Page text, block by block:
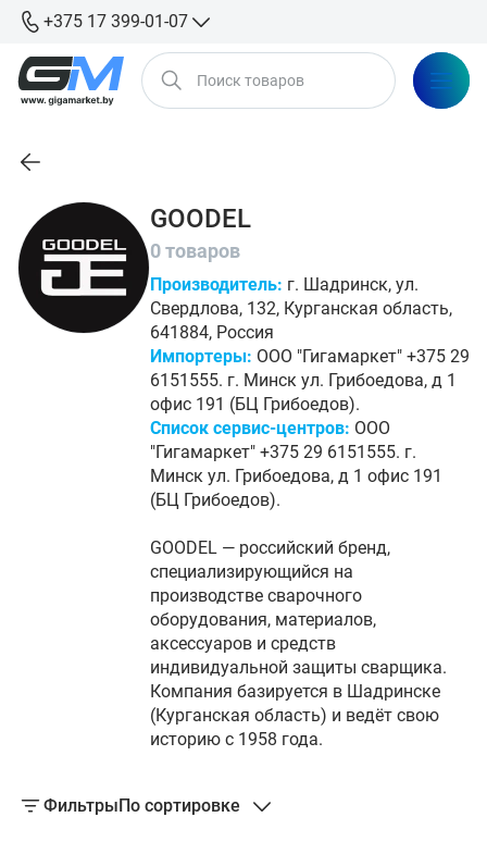
+375 17 399-01-07
GOODEL
0 товаров
Производитель: г. Шадринск, ул.
Свердлова, 132, Курганская область,
641884, Россия
Импортеры: ООО "Гигамаркет" +375 29
6151555. г. Минск ул. Грибоедова, д 1
офис 191 (БЦ Грибоедов).
Список сервис-центров: ООО
"Гигамаркет" +375 29 6151555. г.
Минск ул. Грибоедова, д 1 офис 191
(БЦ Грибоедов).
GOODEL — российский бренд,
специализирующийся на
производстве сварочного
оборудования, материалов,
аксессуаров и средств
индивидуальной защиты сварщика.
Компания базируется в Шадринске
(Курганская область) и ведёт свою
историю с 1958 года.
ФильтрыПо сортировке